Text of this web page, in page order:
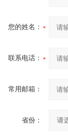
您的姓名：
联系电话：
常用邮箱：
省份：